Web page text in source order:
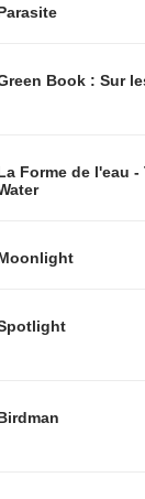
Book : Sur
Forme de l'eau -